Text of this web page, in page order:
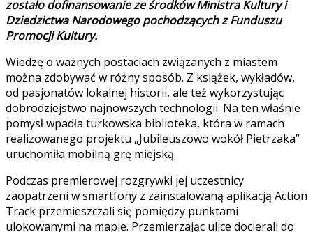
zostało dofinansowanie ze środków Ministra Kultury i
Dziedzictwa Narodowego pochodzących z Funduszu
Promocji Kultury.
Wiedzę o ważnych postaciach związanych z miastem
można zdobywać w różny sposób. Z książek, wykładów,
od pasjonatów lokalnej historii, ale też wykorzystując
dobrodziejstwo najnowszych technologii. Na ten właśnie
pomysł wpadła turkowska biblioteka, która w ramach
realizowanego projektu „Jubileuszowo wokół Pietrzaka”
uruchomiła mobilną grę miejską.
Podczas premierowej rozgrywki jej uczestnicy
zaopatrzeni w smartfony z zainstalowaną aplikacją Action
Track przemieszczali się pomiędzy punktami
ulokowanymi na mapie. Przemierzając ulice docierali do